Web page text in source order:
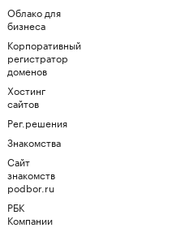
Облако для
бизнеса
Корпоративный
регистратор
доменов
Хостинг
сайтов
Рег.решения
Знакомства
Сайт
знакомств
podbor.ru
РБК
Компании